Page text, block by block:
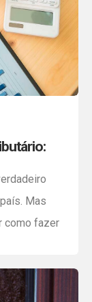
Mas
como fazer
questões.
cheios